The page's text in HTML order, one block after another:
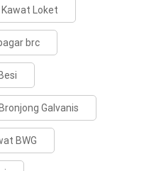
Loket
brc
Galvanis
BWG